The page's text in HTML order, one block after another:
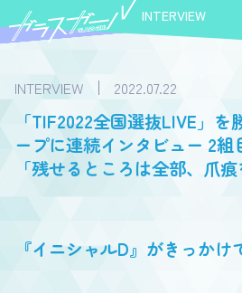
INTERVIEW
INTERVIEW 2022.07.22
「TIF2022全国選抜LIVE」
ープに連続インタビュー 2
「残せるところは全部、爪
『イニシャルD』がきっかけ